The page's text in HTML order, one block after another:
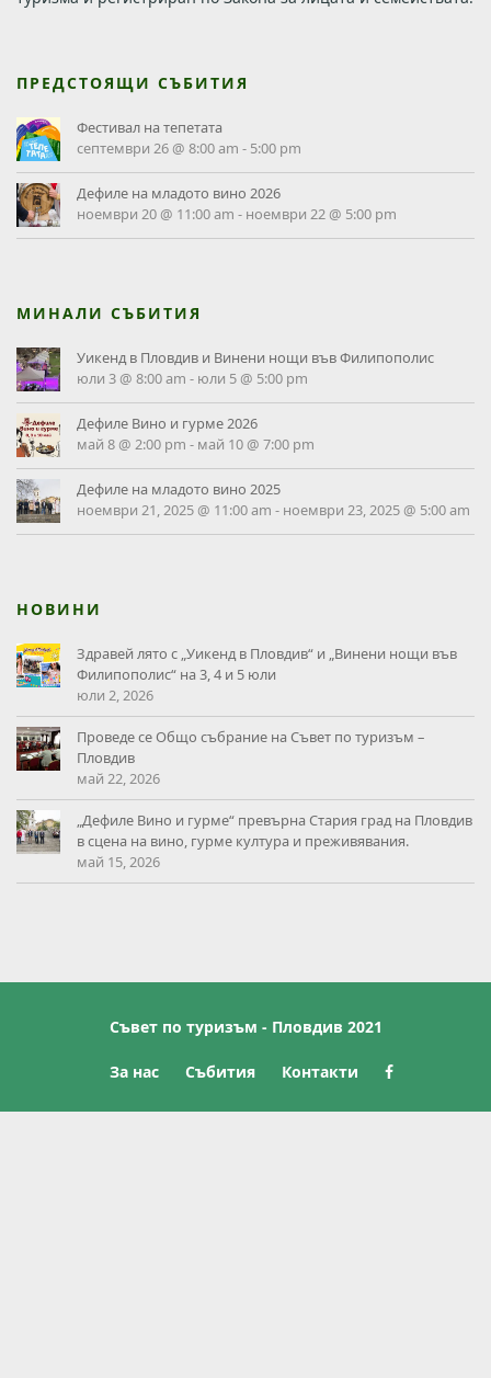
ПРЕДСТОЯЩИ СЪБИТИЯ
Фестивал на тепетата
септември 26 @ 8:00 am - 5:00 pm
Дефиле на младото вино 2026
ноември 20 @ 11:00 am - ноември 22 @ 5:00 pm
МИНАЛИ СЪБИТИЯ
Уикенд в Пловдив и Винени нощи във Филипополис
юли 3 @ 8:00 am - юли 5 @ 5:00 pm
Дефиле Вино и гурме 2026
май 8 @ 2:00 pm - май 10 @ 7:00 pm
Дефиле на младото вино 2025
ноември 21, 2025 @ 11:00 am - ноември 23, 2025 @ 5:00 am
НОВИНИ
Здравей лято с „Уикенд в Пловдив“ и „Винени нощи във
Филипополис“ на 3, 4 и 5 юли
юли 2, 2026
Проведе се Общо събрание на Съвет по туризъм –
Пловдив
май 22, 2026
„Дефиле Вино и гурме“ превърна Стария град на Пловдив
в сцена на вино, гурме култура и преживявания.
май 15, 2026
Съвет по туризъм - Пловдив 2021
За нас Събития Контакти